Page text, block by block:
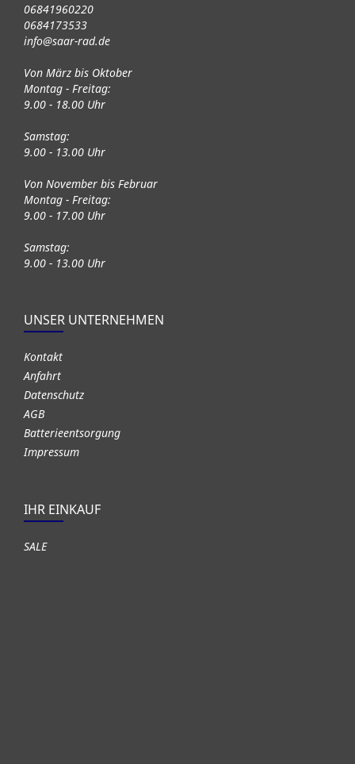
06841960220
0684173533
info@saar-rad.de
Von März bis Oktober
Montag - Freitag:
9.00 - 18.00 Uhr
Samstag:
9.00 - 13.00 Uhr
Von November bis Februar
Montag - Freitag:
9.00 - 17.00 Uhr
Samstag:
9.00 - 13.00 Uhr
UNSER UNTERNEHMEN
Kontakt
Anfahrt
Datenschutz
AGB
Batterieentsorgung
Impressum
IHR EINKAUF
SALE